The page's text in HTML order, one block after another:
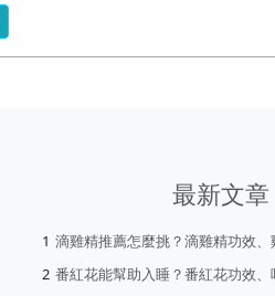
最新文章
滴雞精推薦怎麼挑？滴雞精功效、
番紅花能幫助入睡？番紅花功效